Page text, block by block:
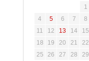
1
4
5 6 7 8
11
12 13 14 15
18
19 20 21 22
25
26 27 28 29